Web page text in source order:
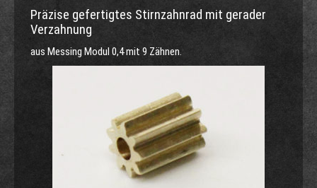
Präzise gefertigtes Stirnzahnrad mit gerader
Verzahnung
aus Messing Modul 0,4 mit 9 Zähnen.